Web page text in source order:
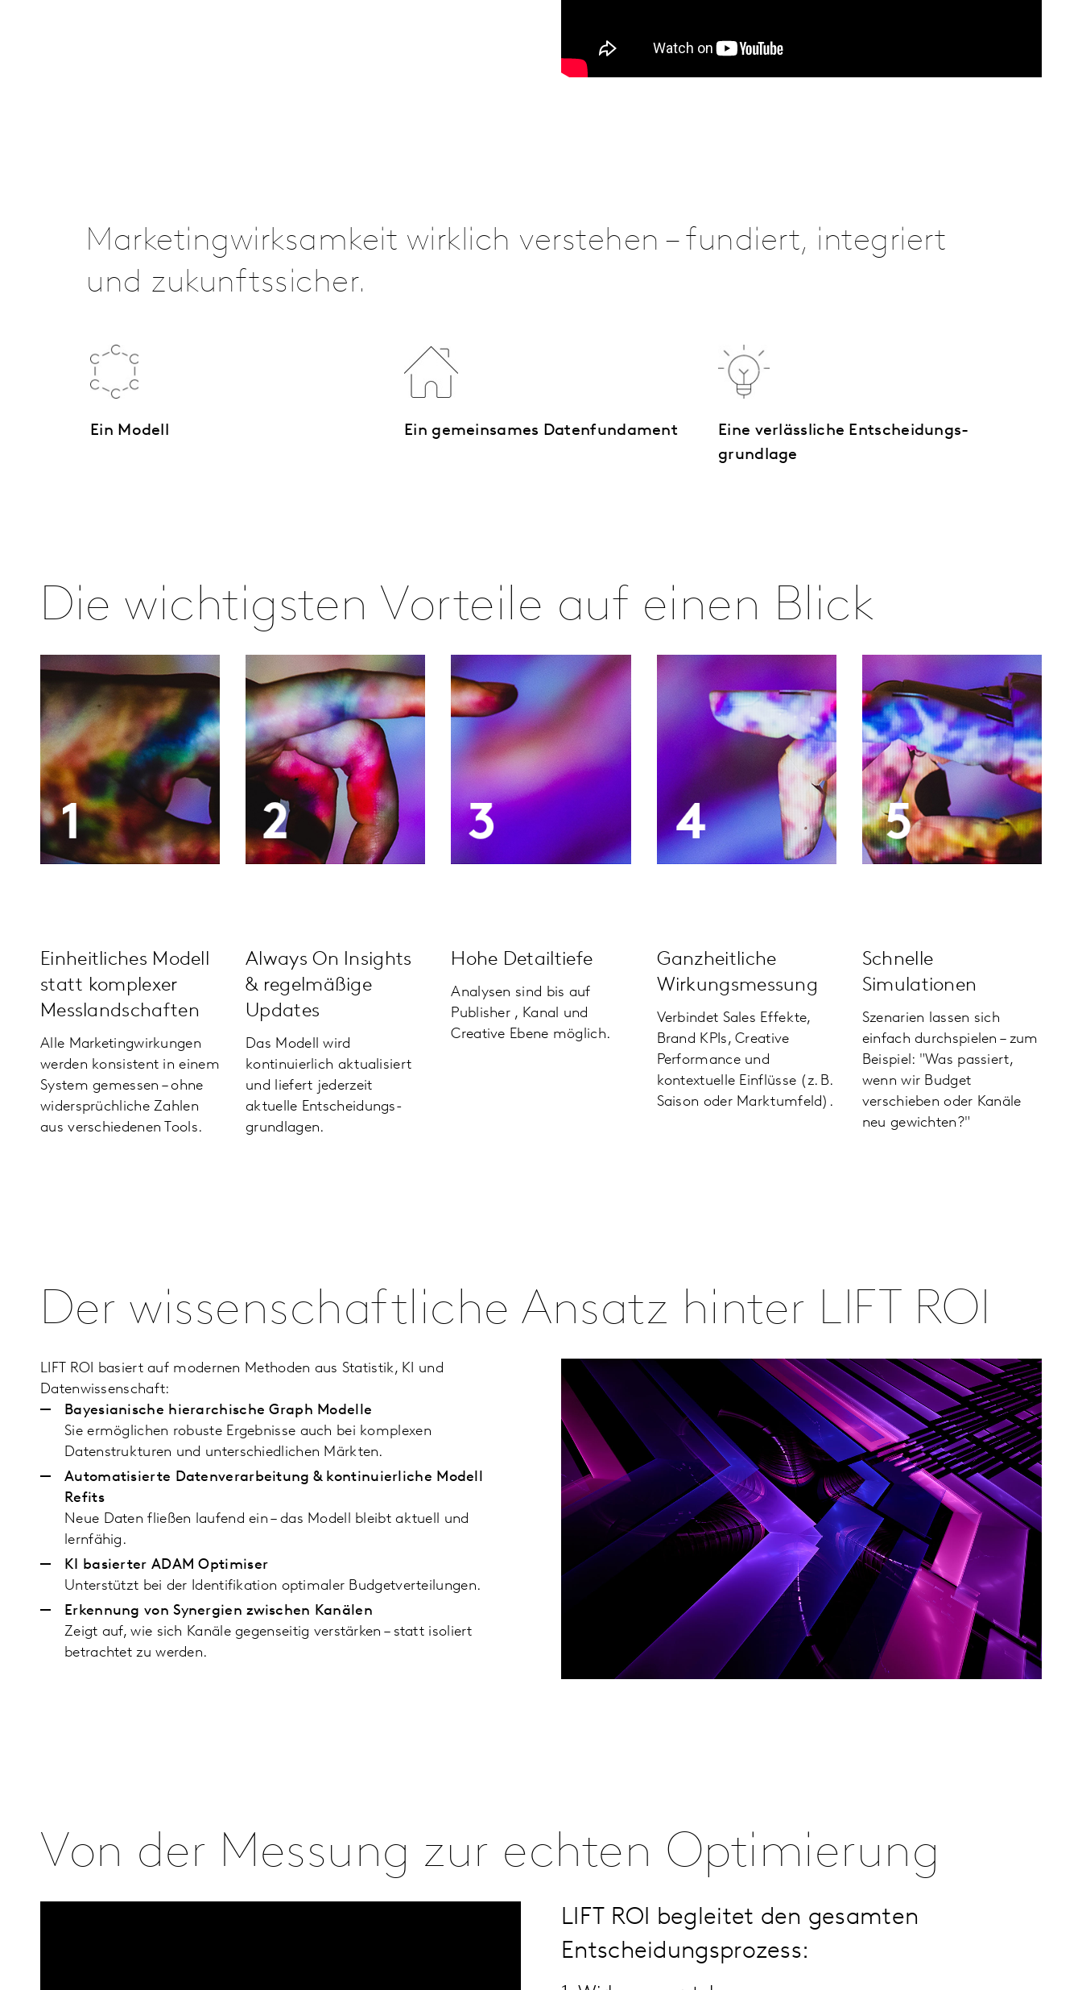
Marketingwirksamkeit wirklich verstehen – fundiert, integriert
und zukunftssicher.
Ein Modell Ein gemeinsames Daten­fundament
Eine verlässliche Entscheidungs­
grundlage
Die wichtigsten Vorteile auf einen Blick
Einheitliches Modell
statt komplexer
Mess­land­schaften
Alle Marketing­wirkungen
werden konsistent in einem
System gemessen – ohne
widersprüchliche Zahlen
aus verschiedenen Tools.
Always On Insights
& regelmäßige
Updates
Das Modell wird
kontinuierlich aktualisiert
und liefert jederzeit
aktuelle Entscheidungs­
grundlagen.
Hohe Detailtiefe
Analysen sind bis auf
Publisher , Kanal und
Creative Ebene möglich.
Ganz­heitliche
Wirkungs­messung
Verbindet Sales Effekte,
Brand KPIs, Creative
Performance und
kontextuelle Einflüsse (z. B.
Saison oder Marktumfeld).
Schnelle
Simulationen
Szenarien lassen sich
einfach durch­spielen – zum
Beispiel: "Was passiert,
wenn wir Budget
verschieben oder Kanäle
neu gewichten?"
Der wissenschaftliche Ansatz hinter LIFT ROI
LIFT ROI basiert auf modernen Methoden aus Statistik, KI und
Datenwissenschaft:
Bayesianische hierarchische Graph Modelle
Sie ermöglichen robuste Ergebnisse auch bei komplexen
Datenstrukturen und unterschiedlichen Märkten.
Automatisierte Datenverarbeitung & kontinuierliche Modell
Refits
Neue Daten fließen laufend ein – das Modell bleibt aktuell und
lernfähig.
KI basierter ADAM Optimiser
Unterstützt bei der Identifikation optimaler Budgetverteilungen.
Erkennung von Synergien zwischen Kanälen
Zeigt auf, wie sich Kanäle gegenseitig verstärken – statt isoliert
betrachtet zu werden.
Von der Messung zur echten Optimierung
LIFT ROI begleitet den gesamten
Entscheidungsprozess: